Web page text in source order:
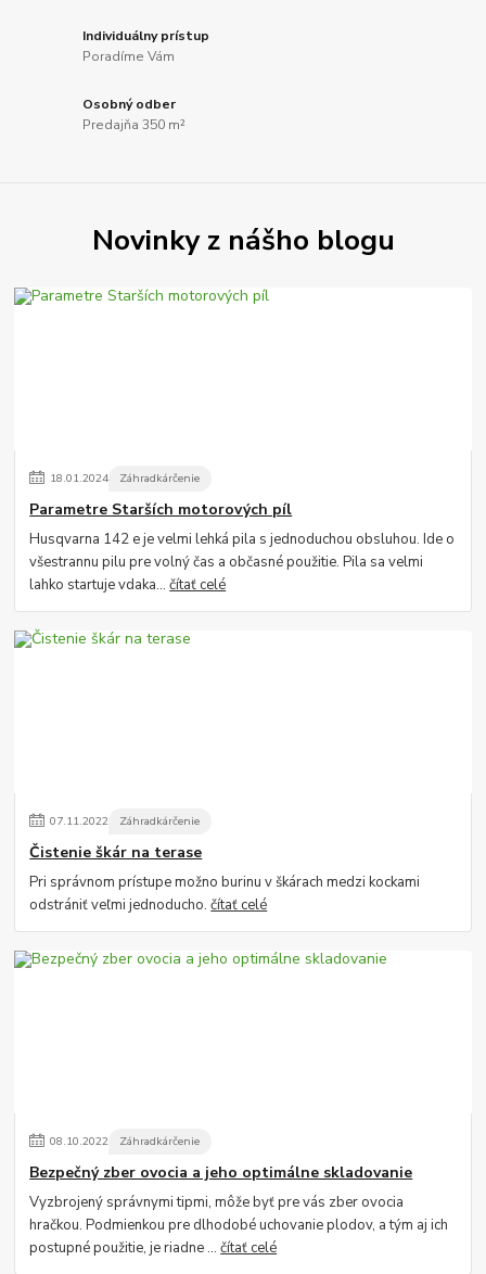
Individuálny prístup
Poradíme Vám
Osobný odber
Predajňa 350 m²
Novinky z nášho blogu
18.01.2024 Záhradkárčenie
Parametre Starších motorových píl
Husqvarna 142 e je velmi lehká pila s jednoduchou obsluhou. Ide o
všestrannu pilu pre volný čas a občasné použitie. Pila sa velmi
lahko startuje vdaka...čítať celé
07.11.2022 Záhradkárčenie
Čistenie škár na terase
Pri správnom prístupe možno burinu v škárach medzi kockami
odstrániť veľmi jednoducho.čítať celé
08.10.2022 Záhradkárčenie
Bezpečný zber ovocia a jeho optimálne skladovanie
Vyzbrojený správnymi tipmi, môže byť pre vás zber ovocia
hračkou. Podmienkou pre dlhodobé uchovanie plodov, a tým aj ich
postupné použitie, je riadne ...čítať celé